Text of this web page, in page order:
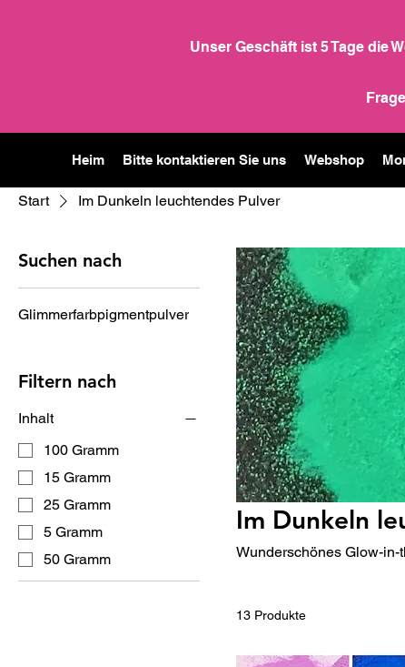
Heim Bitte kontaktieren Sie uns Webshop
Unser Geschäft ist 5 Tage die
Start Im Dunkeln leuchtendes Pulver
Suchen nach
Glimmerfarbpigmentpulver
Filtern nach
Inhalt
100 Gramm
15 Gramm
25 Gramm
5 Gramm
50 Gramm
Im Dunkeln
Wunderschönes Glow-
13 Produkte